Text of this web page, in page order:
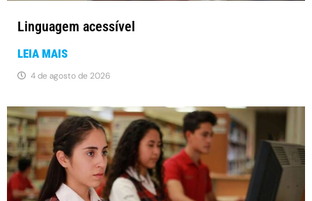
Linguagem acessível
LEIA MAIS
4 de agosto de 2026